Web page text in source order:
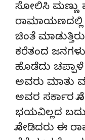
ಸೋಲಿಸಿ ಮಣ್ಣು
ರಾಮಾಯಣದಲ್ಲಿ
ಚಿಂತೆ
ಕರೆತಂದ
ಹೊಡೆದು
ಅವರು ಮಾತು
ಅವರ ಸರ್ಕಾರ
ಭಯವಿಲ್ಲದ
ನೋಡಿದರು ಈ